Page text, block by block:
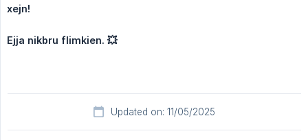
xejn!
Ejja nikbru flimkien. 💥
Updated on: 11/05/2025